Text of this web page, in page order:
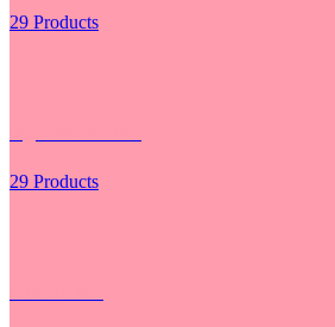
29 Products
29 Products